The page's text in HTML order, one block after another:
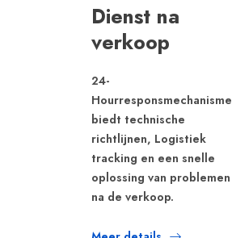
Dienst na
verkoop
24-
Hourresponsmechanisme
biedt technische
richtlijnen, Logistiek
tracking en een snelle
oplossing van problemen
na de verkoop.